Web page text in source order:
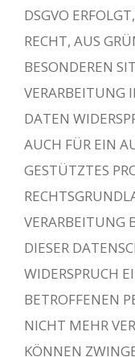
DSGVO
RECHT, AUS
BESONDEREN
VERARBEITUNG
DATEN
AUCH FÜR EIN
GESTÜTZTES
VERARBEITUNG
DIESER
WIDERSPRUCH
BETROFFENEN
NICHT MEHR
KÖNNEN